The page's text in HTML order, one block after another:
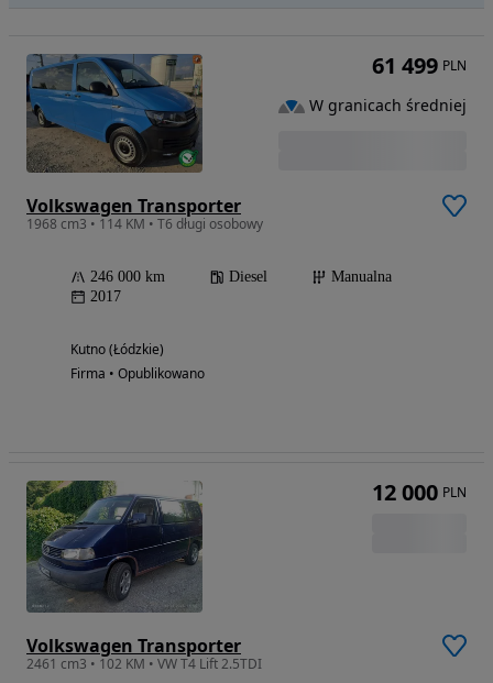
Volkswagen Transporter
1968 cm3 • 114 KM • T6 długi osobowy
246 000 km Diesel
Manualna
2017
Kutno (Łódzkie)
Firma • Opublikowano
61 499 PLN
W granicach średniej
Volkswagen Transporter
2461 cm3 • 102 KM • VW T4 Lift 2.5TDI
12 000 PLN